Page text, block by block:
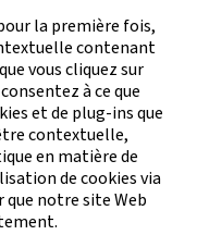
la première fois,
contenant
vous cliquez sur
à ce que
et de plug-ins que
contextuelle,
en matière de
de cookies via
notre site Web